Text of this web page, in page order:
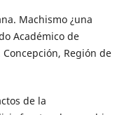
Machismo ¿una
Académico de
Región de
de la